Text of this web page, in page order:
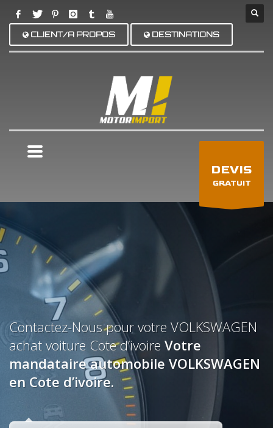
CLIENT/A PROPOS DESTINATIONS
DEVIS
GRATUIT
Contactez-Nous pour votre VOLKSWAGEN
achat voiture Cote d’ivoire Votre
mandataire automobile VOLKSWAGEN
en Cote d’ivoire.